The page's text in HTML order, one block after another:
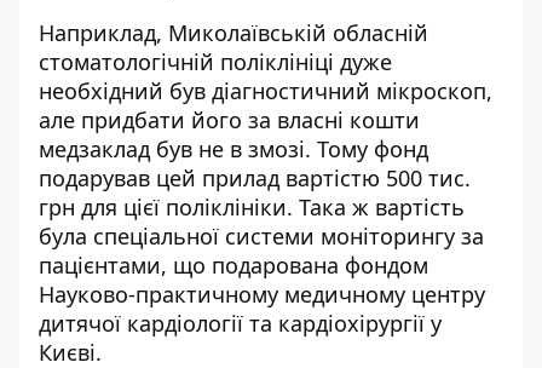
Наприклад, Миколаївській обласній
стоматологічній поліклініці дуже
необхідний був діагностичний мікроскоп,
але придбати його за власні кошти
медзаклад був не в змозі. Тому фонд
подарував цей прилад вартістю 500 тис.
грн для цієї поліклініки. Така ж вартість
була спеціальної системи моніторингу за
пацієнтами, що подарована фондом
Науково-практичному медичному центру
дитячої кардіології та кардіохірургії у
Києві.